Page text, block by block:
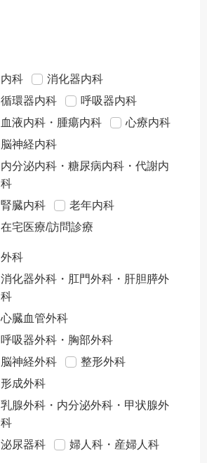
内科
消化器内科
循環器内科
呼吸器内科
血液内科・腫瘍内科
心療内科
脳神経内科
内分泌内科・糖尿病内科・代謝内
科
腎臓内科
老年内科
在宅医療/訪問診療
外科
消化器外科・肛門外科・肝胆膵外
科
心臓血管外科
呼吸器外科・胸部外科
脳神経外科
整形外科
形成外科
乳腺外科・内分泌外科・甲状腺外
科
泌尿器科
婦人科・産婦人科